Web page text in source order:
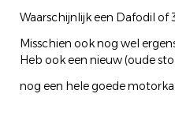
Waarschijnlijk een Dafodil
Misschien ook nog wel
Heb ook een nieuw (oude
nog een hele goede